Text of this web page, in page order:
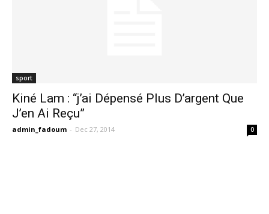
sport
Kiné Lam : “j’ai Dépensé Plus D’argent Que
J’en Ai Reçu”
admin_fadoum - Dec 27, 2014 0